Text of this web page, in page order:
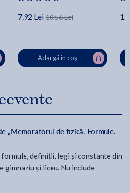
7.92 Lei 10.56 Lei
Adaugă în coș
„Memoratorul de fizică. Formule.
definiții, legi și constante din
gimnaziu și liceu. Nu include